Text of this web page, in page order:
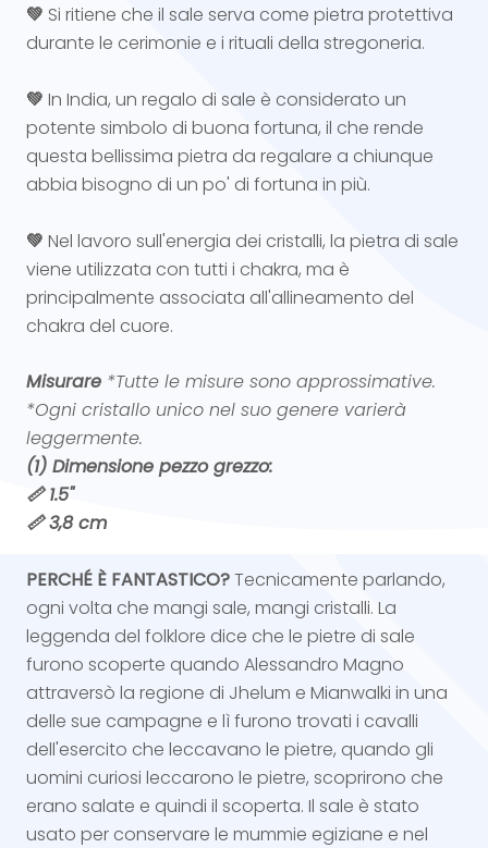
💚 Si ritiene che il sale serva come pietra protettiva
durante le cerimonie e i rituali della stregoneria.
💚 In India, un regalo di sale è considerato un
potente simbolo di buona fortuna, il che rende
questa bellissima pietra da regalare a chiunque
abbia bisogno di un po' di fortuna in più.
💚 Nel lavoro sull'energia dei cristalli, la pietra di sale
viene utilizzata con tutti i chakra, ma è
principalmente associata all'allineamento del
chakra del cuore.
Misurare *Tutte le misure sono approssimative.
*Ogni cristallo unico nel suo genere varierà
leggermente.
(1) Dimensione pezzo grezzo:
📏 1.5"
📏 3,8 cm
PERCHÉ È FANTASTICO?Tecnicamente parlando,
ogni volta che mangi sale, mangi cristalli. La
leggenda del folklore dice che le pietre di sale
furono scoperte quando Alessandro Magno
attraversò la regione di Jhelum e Mianwalki in una
delle sue campagne e lì furono trovati i cavalli
dell'esercito che leccavano le pietre, quando gli
uomini curiosi leccarono le pietre, scoprirono che
erano salate e quindi il scoperta. Il sale è stato
usato per conservare le mummie egiziane e nel